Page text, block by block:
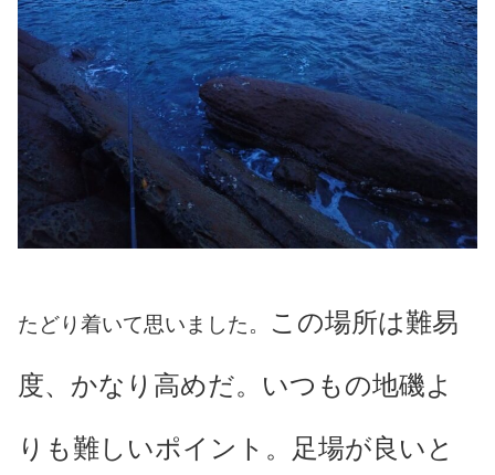
たどり着いて思いました。 この場所は難易
度、かなり高めだ。いつもの地磯よ
りも難しいポイント。足場が良いと